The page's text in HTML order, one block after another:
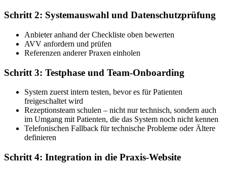
Schritt 2: Systemauswahl und Datenschutzprüfung
Anbieter anhand der Checkliste oben bewerten
AVV anfordern und prüfen
Referenzen anderer Praxen einholen
Schritt 3: Testphase und Team-Onboarding
System zuerst intern testen, bevor es für Patienten
freigeschaltet wird
Rezeptionsteam schulen – nicht nur technisch, sondern auch
im Umgang mit Patienten, die das System noch nicht kennen
Telefonischen Fallback für technische Probleme oder Ältere
definieren
Schritt 4: Integration in die Praxis-Website